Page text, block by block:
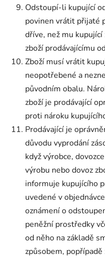
Odstoupí-li kupující
povinen vrátit přijaté
dříve, než mu kupující
zboží prodávajícímu
Zboží musí vrátit
neopotřebené a
původním obalu.
zboží je prodávající
proti nároku
Prodávající je
důvodu vyprodání
když výrobce,
výrobu nebo dovoz
informuje kupujícího
uvedené v
oznámení o
peněžní prostředky
od něho na základě
způsobem,